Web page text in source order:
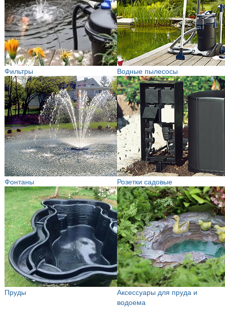
Фильтры Водные пылесосы
Фонтаны Розетки садовые
Пруды
Аксессуары для пруда и
водоема